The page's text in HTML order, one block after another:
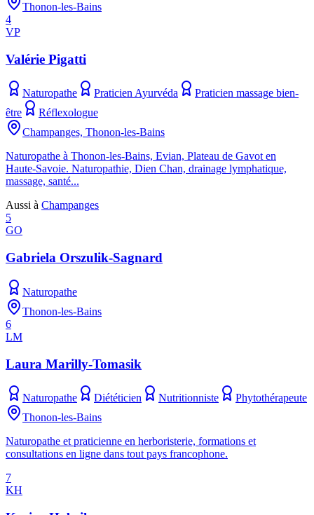
Thonon-les-Bains
4
VP
Valérie Pigatti
Naturopathe Praticien Ayurvéda
Praticien massage bien-
être
Réflexologue
Champanges, Thonon-les-Bains
Naturopathe à Thonon-les-Bains, Evian, Plateau de Gavot en
Haute-Savoie. Naturopathie, Dien Chan, drainage lymphatique,
massage, santé...
Aussi à Champanges
5
GO
Gabriela Orszulik-Sagnard
Naturopathe
Thonon-les-Bains
6
LM
Laura Marilly-Tomasik
Naturopathe Diététicien Nutritionniste
Phytothérapeute
Thonon-les-Bains
Naturopathe et praticienne en herboristerie, formations et
consultations en ligne dans tout pays francophone.
7
KH